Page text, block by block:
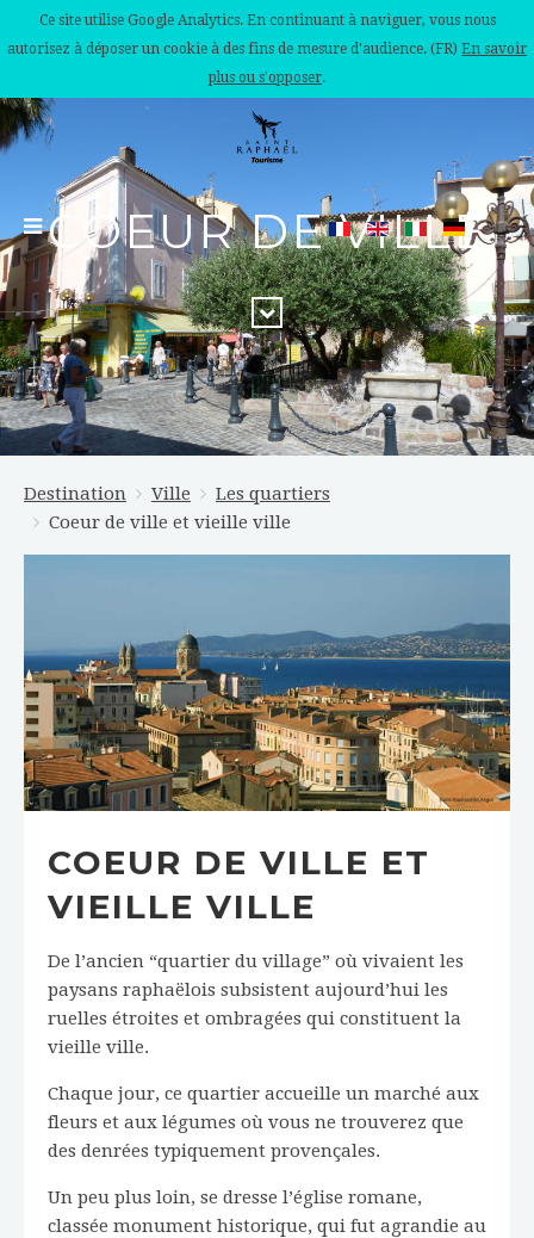
Ce site utilise Google Analytics. En continuant à naviguer, vous nous
autorisez à déposer un cookie à des fins de mesure d'audience. (FR) En savoir
plus ou s'opposer.
COEUR DE VILLE
Destination Ville
Les quartiers
Coeur de ville et vieille ville
COEUR DE VILLE ET
VIEILLE VILLE
De l’ancien “quartier du village” où vivaient les
paysans raphaëlois subsistent aujourd’hui les
ruelles étroites et ombragées qui constituent la
vieille ville.
Chaque jour, ce quartier accueille un marché aux
fleurs et aux légumes où vous ne trouverez que
des denrées typiquement provençales.
Un peu plus loin, se dresse l’église romane,
classée monument historique, qui fut agrandie au